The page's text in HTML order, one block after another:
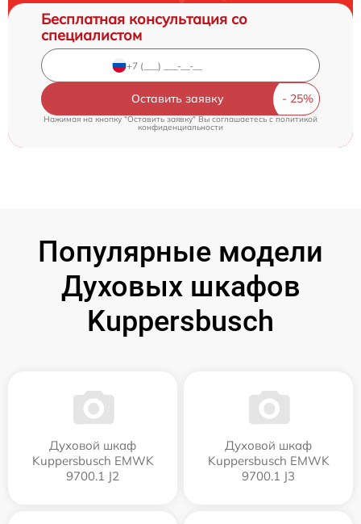
Бесплатная консультация со
специалистом
Оставить заявку
Нажимая на кнопку "Оставить заявку" Вы соглашаетесь c политикой
конфиденциальности
Популярные модели
Духовых шкафов
Kuppersbusch
Духовой шкаф
Kuppersbusch EMWK
9700.1 J2
Духовой шкаф
Kuppersbusch EMWK
9700.1 J3